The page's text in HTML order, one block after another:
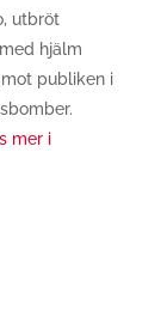
utbröt
hjälm
publiken i
mer i